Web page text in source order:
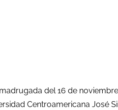
del 16 de
Centroamericana José